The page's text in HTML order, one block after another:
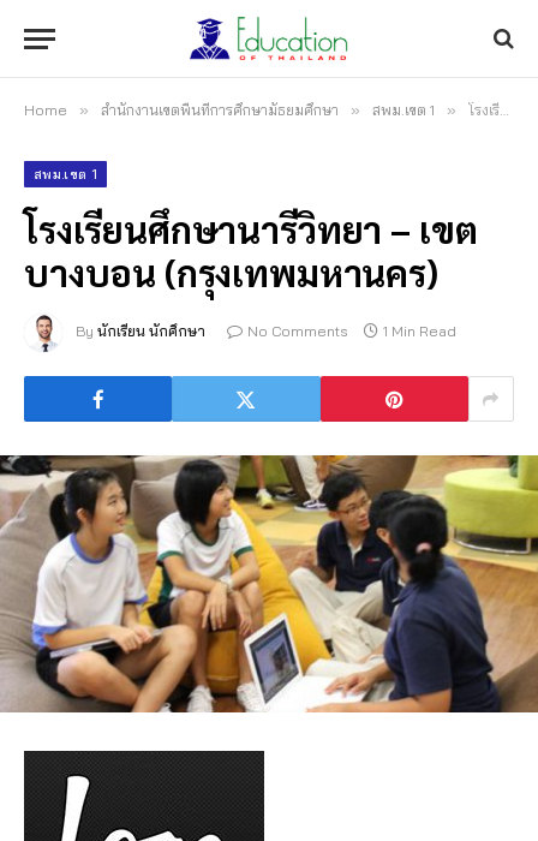
Home » สำนักงานเขตพื้นที่การศึกษามัธยมศึกษา » สพม.เขต 1 » โรงเรียนศึกษานารีวิทยา – เขตบางบอน (กรุงเทพมหานคร)
สพม.เขต 1
โรงเรียนศึกษานารีวิทยา – เขต
บางบอน (กรุงเทพมหานคร)
By นักเรียน นักศึกษา No Comments 1 Min Read